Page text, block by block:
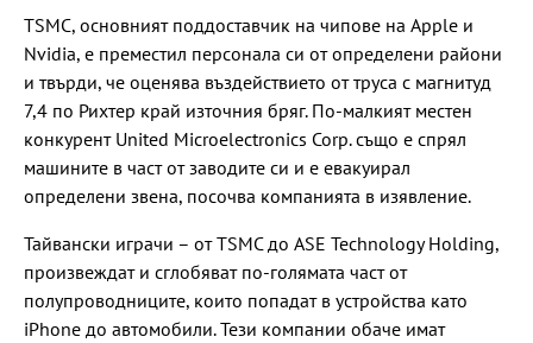
TSMC, основният поддоставчик на чипове на Apple и
Nvidia, е преместил персонала си от определени райони
и твърди, че оценява въздействието от труса с магнитуд
7,4 по Рихтер край източния бряг. По-малкият местен
конкурент United Microelectronics Corp. също е спрял
машините в част от заводите си и е евакуирал
определени звена, посочва компанията в изявление.
Тайвански играчи – от TSMC до ASE Technology Holding,
произвеждат и сглобяват по-голямата част от
полупроводниците, които попадат в устройства като
iPhone до автомобили. Тези компании обаче имат